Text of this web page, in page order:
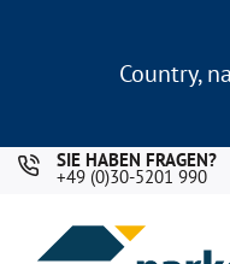
Country,
SIE HABEN FRAGEN?
+49 (0)30-5201 990